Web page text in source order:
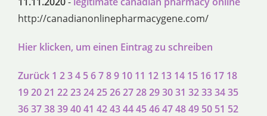
http://canadianonlinepharmacygene.com/
Hier klicken, um einen Eintrag zu schreiben
Zurück 1 234 56789 10 11 12 13 14 15 16 17 18
192021 22232425262728293031 32333435
363738394041 4243444546474849 50 51 52